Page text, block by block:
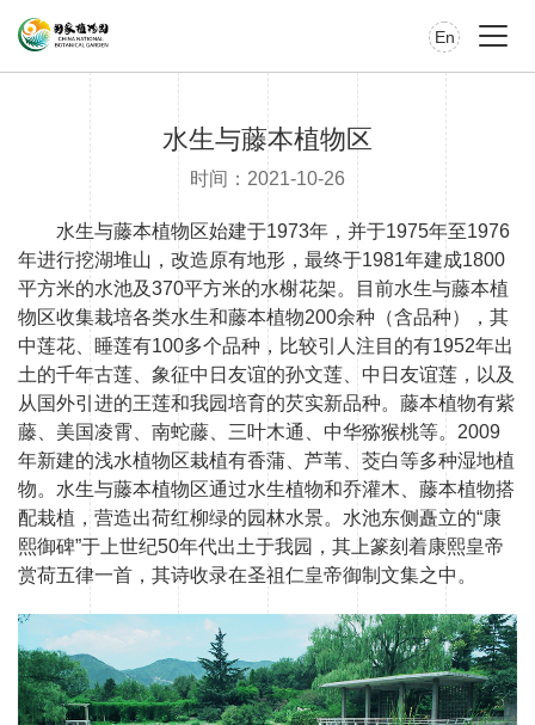
En
水生与藤本植物区
时间：2021-10-26
水生与藤本植物区始建于1973年，并于1975年至1976
年进行挖湖堆山，改造原有地形，最终于1981年建成1800
平方米的水池及370平方米的水榭花架。目前水生与藤本植
物区收集栽培各类水生和藤本植物200余种（含品种），其
中莲花、睡莲有100多个品种，比较引人注目的有1952年出
土的千年古莲、象征中日友谊的孙文莲、中日友谊莲，以及
从国外引进的王莲和我园培育的芡实新品种。藤本植物有紫
藤、美国凌霄、南蛇藤、三叶木通、中华猕猴桃等。2009
年新建的浅水植物区栽植有香蒲、芦苇、茭白等多种湿地植
物。水生与藤本植物区通过水生植物和乔灌木、藤本植物搭
配栽植，营造出荷红柳绿的园林水景。水池东侧矗立的“康
熙御碑”于上世纪50年代出土于我园，其上篆刻着康熙皇帝
赏荷五律一首，其诗收录在圣祖仁皇帝御制文集之中。